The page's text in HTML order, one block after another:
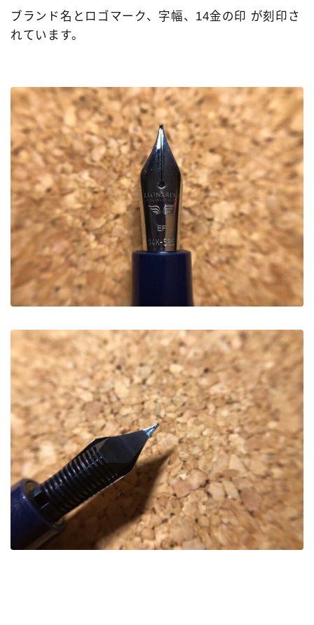
ブランド名とロゴマーク、字幅、14金の印 が刻印さ
れています。